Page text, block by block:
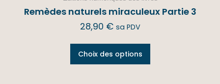
Remèdes naturels miraculeux Partie 3
28,90 € sa PDV
Choix des options